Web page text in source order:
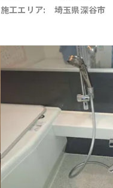
施工エリア:
埼玉県深谷市